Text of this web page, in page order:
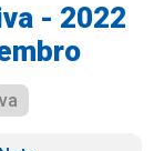
- 2022